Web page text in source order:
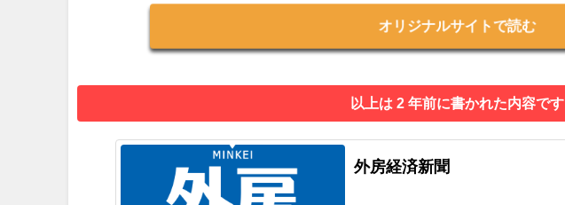
オリジナルサイトで読む
以上は 2 年前に書かれた内容です
外房経済新聞